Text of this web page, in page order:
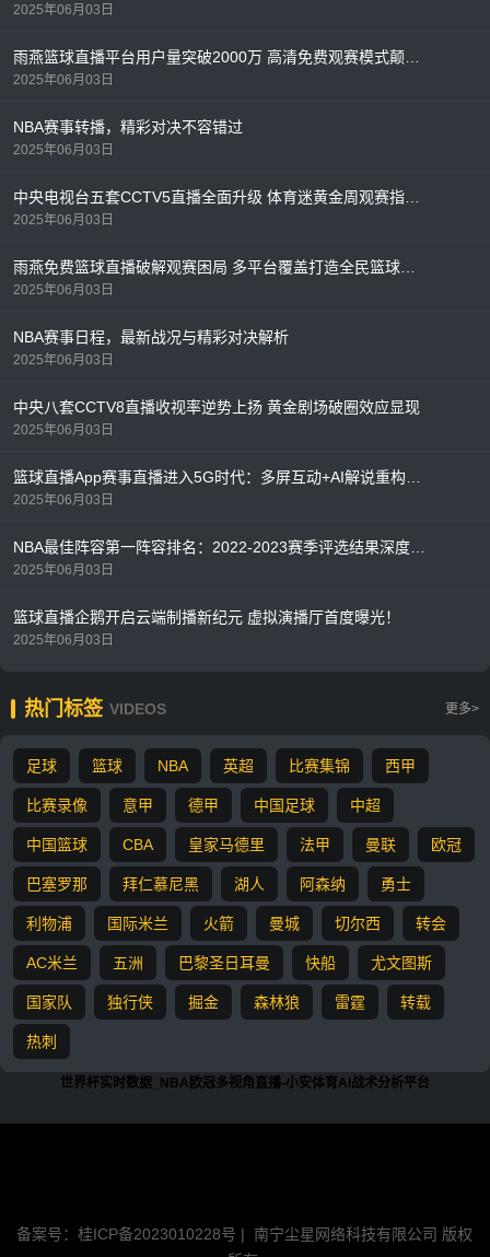
2025年06月03日
2025年06月03日
NBA赛事转播，精彩对决不容错过
2025年06月03日
2025年06月03日
2025年06月03日
NBA赛事日程，最新战况与精彩对决解析
2025年06月03日
中央八套CCTV8直播收视率逆势上扬 黄金剧场破圈效应显现
2025年06月03日
2025年06月03日
2025年06月03日
篮球直播企鹅开启云端制播新纪元 虚拟演播厅首度曝光！
2025年06月03日
热门标签 VIDEOS 更多>
足球 篮球 NBA 英超 比赛集锦 西甲
比赛录像 意甲 德甲 中国足球 中超
中国篮球 CBA 皇家马德里 法甲 曼联 欧冠
巴塞罗那 拜仁慕尼黑 湖人 阿森纳 勇士
利物浦 国际米兰 火箭 曼城 切尔西 转会
AC米兰 五洲 巴黎圣日耳曼 快船 尤文图斯
国家队 独行侠 掘金 森林狼 雷霆 转载
热刺
世界杯实时数据_NBA欧冠多视角直播-小安体育AI战术分析平台
备案号：桂ICP备2023010228号 |
南宁尘星网络科技有限公司 版权